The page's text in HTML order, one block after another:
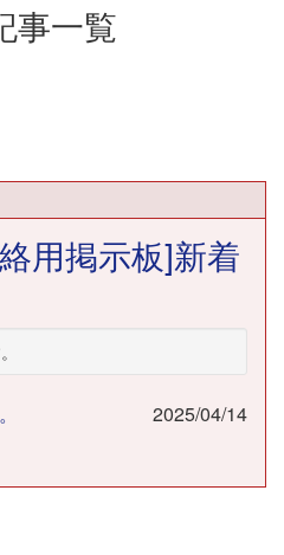
事一覧
用掲示板]新着
2025/04/14